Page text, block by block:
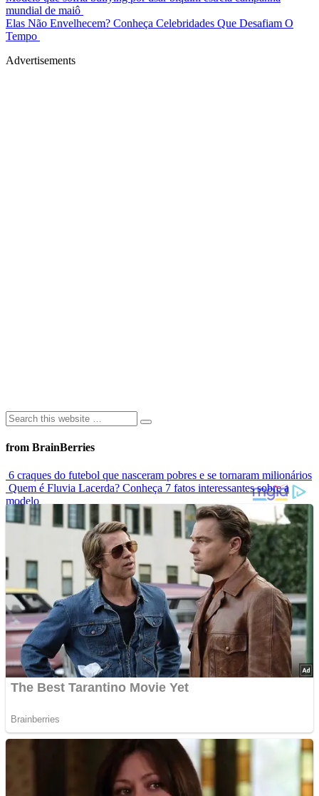
mundial de maiô
Elas Não Envelhecem? Conheça Celebridades Que Desafiam O
Tempo
Advertisements
from BrainBerries
6 craques do futebol que nasceram pobres e se tornaram milionários
Quem é Fluvia Lacerda? Conheça 7 fatos interessantes sobre a
modelo
Modelo que sofria bullying por usar biquíni estrela campanha
mundial de maiô
Elas Não Envelhecem? Conheça Celebridades Que Desafiam O
Conheça as 7 criaturas mais estranhas dos oceanos
Advertisements